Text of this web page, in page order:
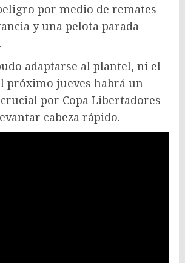
por medio de remates
y una pelota parada
adaptarse al plantel, ni el
próximo jueves habrá un
por Copa Libertadores
cabeza rápido.